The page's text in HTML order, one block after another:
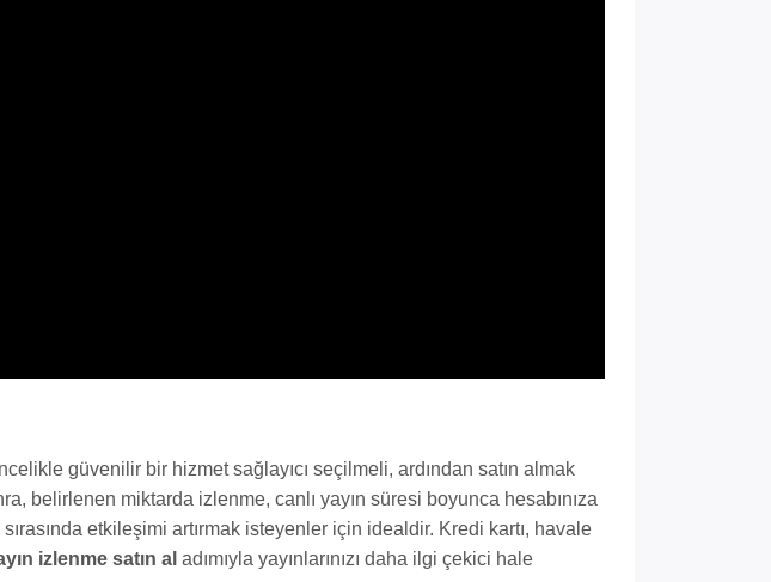
güvenilir bir hizmet sağlayıcı seçilmeli, ardından satın almak
belirlenen miktarda izlenme, canlı yayın süresi boyunca hesabınıza
etkileşimi artırmak isteyenler için idealdir. Kredi kartı, havale
izlenme satın al adımıyla yayınlarınızı daha ilgi çekici hale